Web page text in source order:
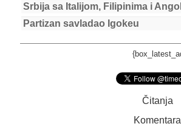
Srbija sa Italijom, Filipinima i
Partizan savladao Igokeu
Čitanja
Komentara